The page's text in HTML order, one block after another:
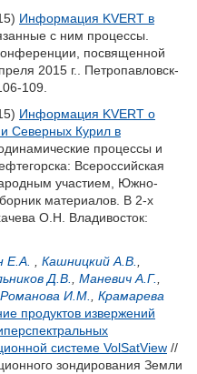
Информация KVERT в
с ним процессы.
посвященной
2015 г.. Петропавловск-
109.
Информация KVERT о
и Северных Курил в
процессы и
Всероссийская
участием, Южно-
материалов. В 2-х
О.Н.
Владивосток:
Е.А. Кашницкий А.В.
Д.В. Маневич А.Г.
Романова И.М.
Крамарева
продуктов извержений
системе VolSatView //
зондирования Земли